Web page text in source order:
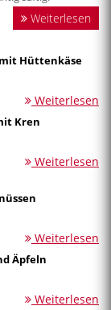
Weiterlesen
Hüttenkäse
Weiterlesen
Kren
Weiterlesen
Weiterlesen
Äpfeln
Weiterlesen